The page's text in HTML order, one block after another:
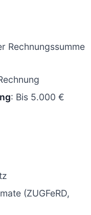
Rechnungssumme
: Bis 5.000 €
(ZUGFeRD,